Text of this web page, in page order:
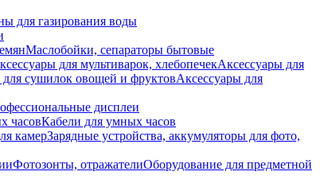
для газирования воды
Маслобойки, сепараторы бытовые
для мультиварок, хлебопечекАксессуары для
для сушилок овощей и фруктовАксессуары для
дисплеи
часовКабели для умных часов
камерЗарядные устройства, аккумуляторы для фото,
Фотозонты, отражателиОборудование для предметной